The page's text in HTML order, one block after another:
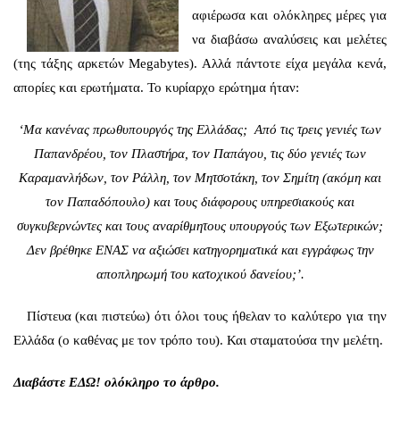
αφιέρωσα και ολόκληρες μέρες για
να διαβάσω αναλύσεις και μελέτες
(της τάξης αρκετών Megabytes). Αλλά πάντοτε είχα μεγάλα κενά,
απορίες και ερωτήματα. Το κυρίαρχο ερώτημα ήταν:
‘Μα κανένας πρωθυπουργός της Ελλάδας; Από τις τρεις γενιές των
Παπανδρέου, τον Πλαστήρα, τον Παπάγου, τις δύο γενιές των
Καραμανλήδων, τον Ράλλη, τον Μητσοτάκη, τον Σημίτη (ακόμη και
τον Παπαδόπουλο) και τους διάφορους υπηρεσιακούς και
συγκυβερνώντες και τους αναρίθμητους υπουργούς των Εξωτερικών;
Δεν βρέθηκε ΕΝΑΣ να αξιώσει κατηγορηματικά και εγγράφως την
αποπληρωμή του κατοχικού δανείου;’.
Πίστευα (και πιστεύω) ότι όλοι τους ήθελαν το καλύτερο για την
Ελλάδα (ο καθένας με τον τρόπο του). Και σταματούσα την μελέτη.
Διαβάστε ΕΔΩ! ολόκληρο το άρθρο.